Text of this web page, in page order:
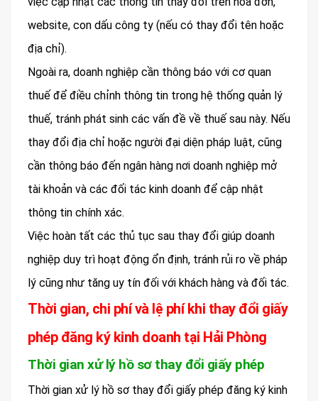
website, con dấu công ty (nếu có thay đổi tên hoặc
địa chỉ).
Ngoài ra, doanh nghiệp cần thông báo với cơ quan
thuế để điều chỉnh thông tin trong hệ thống quản lý
thuế, tránh phát sinh các vấn đề về thuế sau này. Nếu
thay đổi địa chỉ hoặc người đại diện pháp luật, cũng
cần thông báo đến ngân hàng nơi doanh nghiệp mở
tài khoản và các đối tác kinh doanh để cập nhật
thông tin chính xác.
Việc hoàn tất các thủ tục sau thay đổi giúp doanh
nghiệp duy trì hoạt động ổn định, tránh rủi ro về pháp
lý cũng như tăng uy tín đối với khách hàng và đối tác.
Thời gian, chi phí và lệ phí khi thay đổi giấy
phép đăng ký kinh doanh tại Hải Phòng
Thời gian xử lý hồ sơ thay đổi giấy phép
Thời gian xử lý hồ sơ thay đổi giấy phép đăng ký kinh